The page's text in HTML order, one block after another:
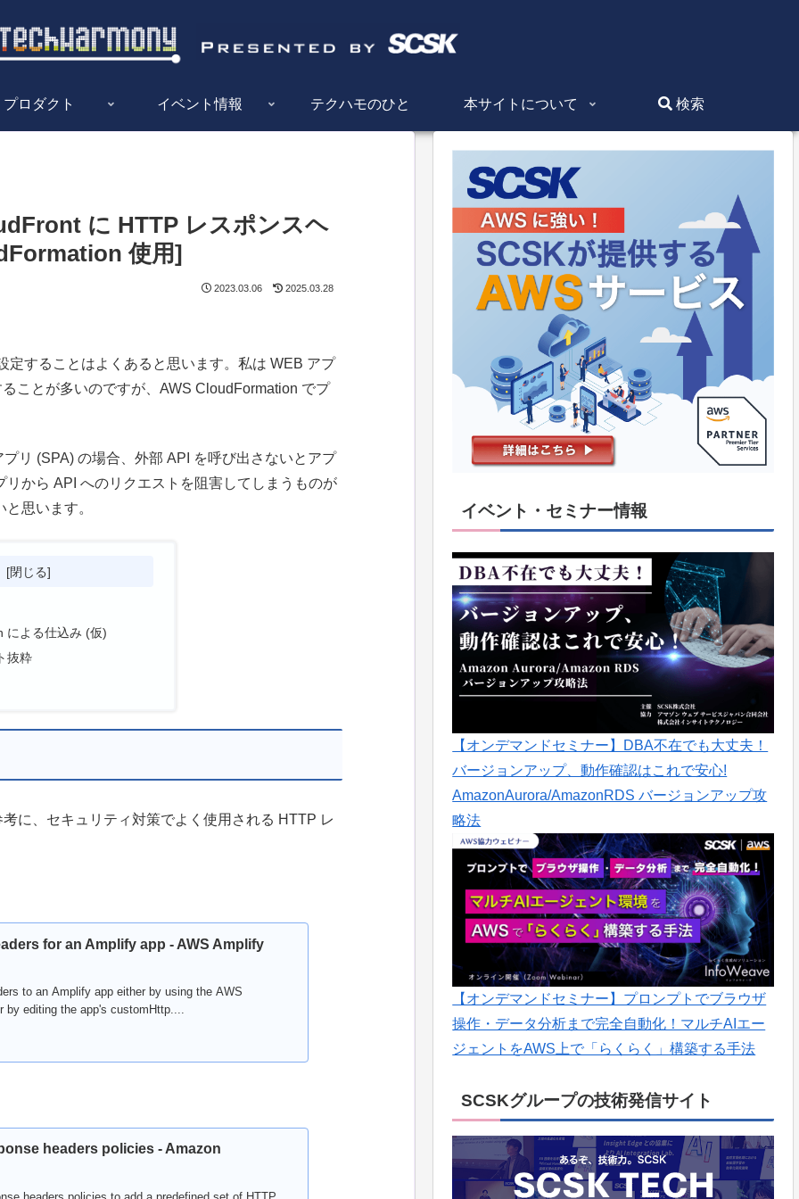
プロダクト イベント情報 テクハモのひと 本サイトについて 検索
に HTTP レスポンスヘ
使用]
2023.03.06 2025.03.28
することはよくあると思います。私は WEB アプ
ことが多いのですが、AWS CloudFormation でプ
リ (SPA) の場合、外部 API を呼び出さないとアプ
から API へのリクエストを阻害してしまうものが
思います。
による仕込み (仮)
抜粋
に、セキュリティ対策でよく使用される HTTP レ
for an Amplify app - AWS Amplify
to an Amplify app either by using the AWS
by editing the app's customHttp....
headers policies - Amazon
イベント・セミナー情報
【オンデマンドセミナー】DBA不在でも大丈夫！
バージョンアップ、動作確認はこれで安心!
AmazonAurora/AmazonRDS バージョンアップ攻
略法
【オンデマンドセミナー】プロンプトでブラウザ
操作・データ分析まで完全自動化！マルチAIエー
ジェントをAWS上で「らくらく」構築する手法
SCSKグループの技術発信サイト